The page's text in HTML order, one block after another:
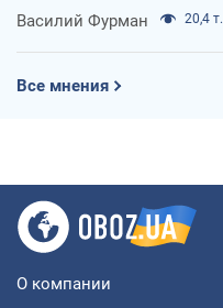
Василий Фурман 20,4 т.
Все мнения
О компании